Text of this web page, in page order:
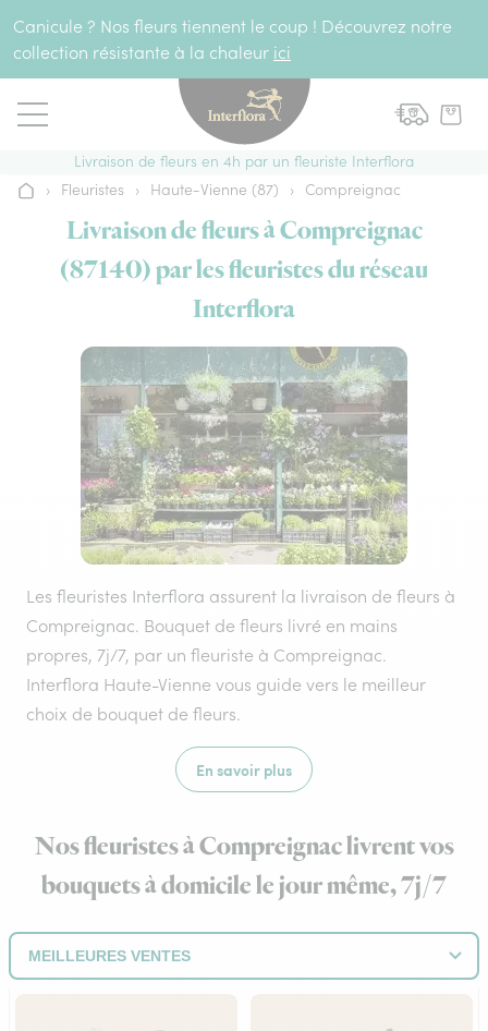
Canicule ? Nos fleurs tiennent le coup ! Découvrez notre
collection résistante à la chaleur ici
Livraison de fleurs en 4h par un fleuriste Interflora
Accueil
› Fleuristes › Haute-Vienne (87) › Compreignac
Livraison de fleurs à Compreignac
(87140) par les fleuristes du réseau
Interflora
Les fleuristes Interflora assurent la livraison de fleurs à
Compreignac. Bouquet de fleurs livré en mains
propres, 7j/7, par un fleuriste à Compreignac.
Interflora Haute-Vienne vous guide vers le meilleur
choix de bouquet de fleurs.
En savoir plus
Nos fleuristes à Compreignac livrent vos
bouquets à domicile le jour même, 7j/7